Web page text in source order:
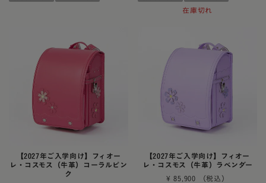
在庫切れ
【2027年ご入学向け】フィオー
レ・コスモス（牛革）コーラルピン
ク
【2027年ご入学向け】フィオー
レ・コスモス（牛革）ラベンダー
¥ 85,900